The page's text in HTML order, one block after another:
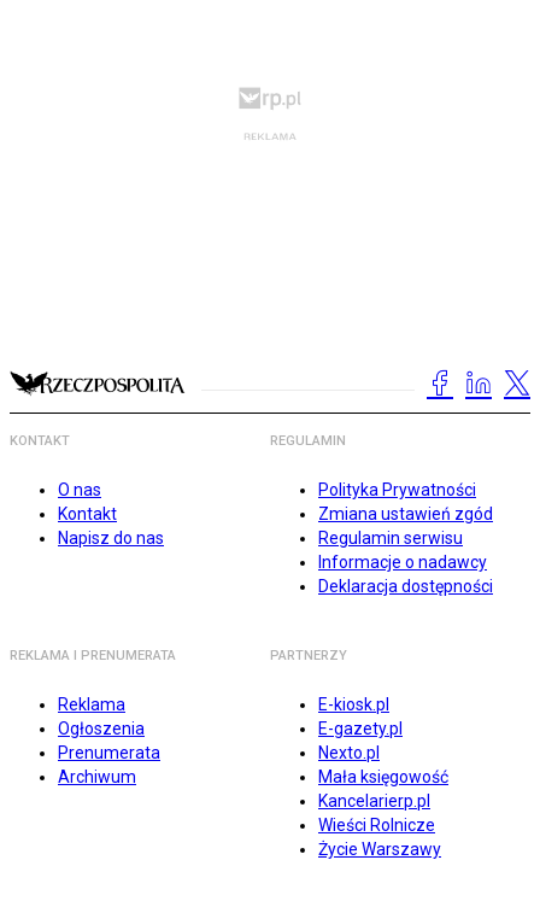
KONTAKT
O nas
Kontakt
Napisz do nas
REGULAMIN
Polityka Prywatności
Zmiana ustawień zgód
Regulamin serwisu
Informacje o nadawcy
Deklaracja dostępności
REKLAMA I PRENUMERATA
Reklama
Ogłoszenia
Prenumerata
Archiwum
PARTNERZY
E-kiosk.pl
E-gazety.pl
Nexto.pl
Mała księgowość
Kancelarierp.pl
Wieści Rolnicze
Życie Warszawy